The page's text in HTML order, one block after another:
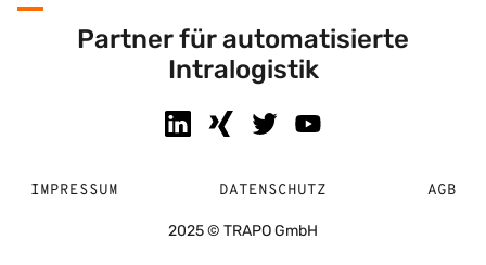
Partner für automatisierte
Intralogistik
IMPRESSUM DATENSCHUTZ AGB
2025 © TRAPO GmbH